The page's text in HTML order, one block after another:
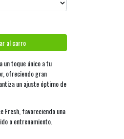
al carro
un toque único a tu
ofreciendo gran
un ajuste óptimo de
Fresh, favoreciendo una
o entrenamiento.